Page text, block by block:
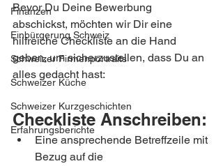
Finanzen
Einbürgerung Schweiz
Schweizer Firmenportraits
Schweizer Küche
Schweizer Kurzgeschichten
Erfahrungsberichte
Bevor Du Deine Bewerbung
abschickst, möchten wir Dir eine
hilfreiche Checkliste an die Hand
geben, um sicherzustellen, dass Du an
alles gedacht hast:
Checkliste Anschreiben:
Eine ansprechende Betreffzeile mit
Bezug auf die